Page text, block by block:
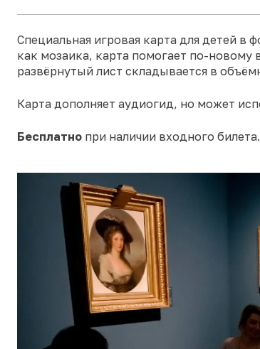
Специальная игровая карта для детей в
как мозаика, карта помогает по-новому
развёрнутый лист складывается в
Карта дополняет аудиогид, но может
Бесплатно при наличии входного билета.